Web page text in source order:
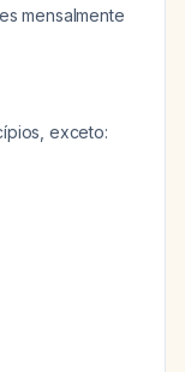
mensalmente
exceto: